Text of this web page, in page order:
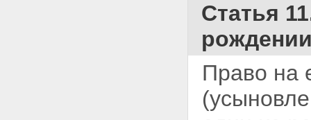
Статья
Право на